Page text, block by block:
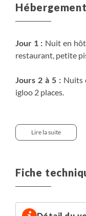
Hébergement
Jour 1 : Nuit en
restaurant, petite
Jours 2 à 5 :Nuits
igloo 2 places.
cases
similaire
cases
locaux (banco et
partage et d’un
Lire la suite
Fiche